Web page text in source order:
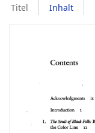
Titel Inhalt